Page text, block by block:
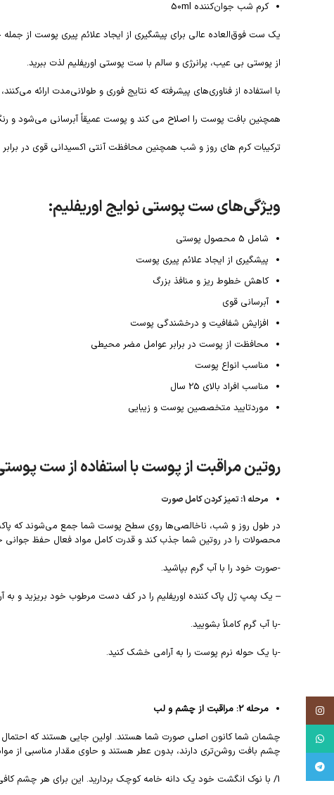
کرم شب جوان‌کننده 50ml
یک ست فوق‌العاده عالی برای پیشگیری از ایجاد علائم پیری پوست از
از پوستی بی عیب، پرانرژی و سالم با ست پوستی اوریفلیم لذت ببرید.
با استفاده از فناوری‌های پیشرفته که نتایج فوری و طولانی‌مدت
همچنین بافت پوست را اصلاح می کند و پوست عمیقاً آبرسانی می‌شود
ترکیبات کرم های روز و شب همچنین محافظت آنتی اکسیدانی قوی در
ویژگی‌های ست پوستی نوایج اوریفلیم:
شامل 5 محصول پوستی
پیشگیری از ایجاد علائم پیری پوست
کاهش خطوط ریز و منافذ بزرگ
آبرسانی قوی
افزایش شفافیت و درخشندگی پوست
محافظت از پوست در برابر عوامل مضر محیطی
مناسب انواع پوست
مناسب افراد بالای 25 سال
موردتایید متخصصین پوست و زیبایی
روتین مراقبت از پوست با استفاده از ست
مرحله 1: تمیز کردن کامل صورت
در طول روز و شب، ناخالصی‌ها روی سطح پوست شما جمع می‌شوند که
محصولات را در روتین شما جذب کند و قدرت کامل مواد فعال حفظ جوانی
-صورت خود را با آب گرم بپاشید.
– یک پمپ ژل پاک کننده اوریفلیم را در کف دست مرطوب خود بریزید و به
-با آب گرم کاملاً بشویید.
-با یک حوله نرم پوست را به آرامی خشک کنید.
مرحله 2: مراقبت از چشم و لب
چشمان شما کانون اصلی صورت شما هستند. اولین جایی هستند که
چشم بافت روشن‌تری دارند، بدون عطر هستند و حاوی مقدار مناسبی از
1/ با نوک انگشت خود یک دانه خامه کوچک بردارید. این برای هر چشم کافی است.
Instagram
WhatsApp